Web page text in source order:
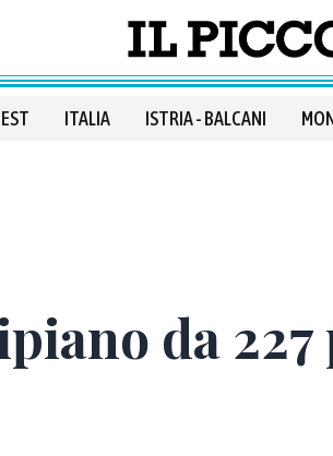
ITALIA ISTRIA - BALCANI
da 227